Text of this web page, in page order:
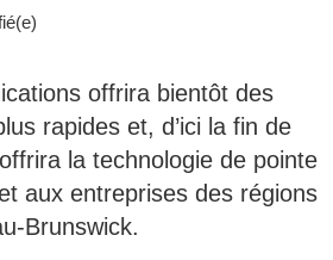
offrira bientôt des
rapides et, d’ici la fin de
la technologie de pointe
aux entreprises des régions
Brunswick.